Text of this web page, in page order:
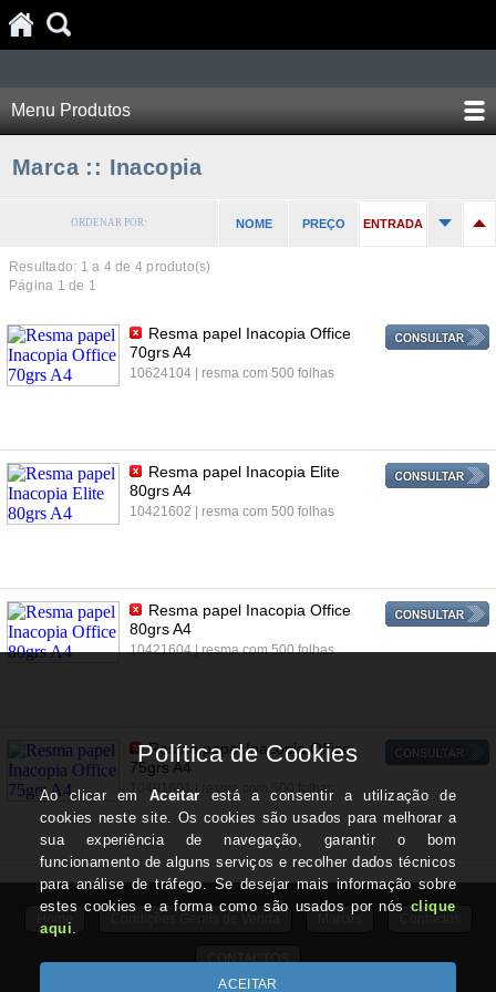
Menu Produtos
Marca :: Inacopia
ORDENAR POR: NOME PREÇO ENTRADA
Resultado: 1 a 4de 4 produto(s)
Página 1 de 1
Resma papel Inacopia Office
70grs A4
10624104 | resma com 500 folhas
Resma papel Inacopia Elite
80grs A4
10421602 | resma com 500 folhas
Resma papel Inacopia Office
80grs A4
10421604 | resma com 500 folhas
Resma papel Inacopia Office
75grs A4
10491601 | resma com 500 folhas
Home Marcas Contactos
CONTACTOS